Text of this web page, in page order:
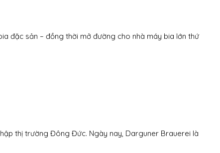
đặc sản – đồng thời mở đường cho nhà máy bia lớn thứ
thị trường Đông Đức. Ngày nay, Darguner Brauerei là